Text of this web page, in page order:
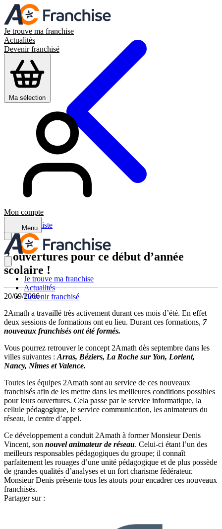
Je trouve ma franchise
Actualités
Devenir franchisé
Ma sélection
Mon compte
Menu
Je trouve ma franchise
Actualités
Devenir franchisé
Retour à la liste
7 ouvertures pour ce début d’année
scolaire !
20/09/2006
2Amath a travaillé très activement durant ces mois d’été. En effet
deux sessions de formations ont eu lieu. Durant ces formations, 7
nouveaux franchisés ont été formés.
Vous pourrez retrouver le concept 2Amath dès septembre dans les
villes suivantes : Arras, Béziers, La Roche sur Yon, Lorient,
Nancy, Nîmes et Valence.
Toutes les équipes 2Amath sont au service de ces nouveaux
franchisés afin de les mettre dans les meilleures conditions possibles
pour leurs ouvertures. Cela passe par le service informatique, la
cellule pédagogique, le service communication, les animateurs du
réseau, le centre d’appel.
Ce développement a conduit 2Amath à former Monsieur Denis
Vincent, son nouvel animateur de réseau. Celui-ci étant l’un des
meilleurs responsables pédagogiques du groupe; il connaît
parfaitement les rouages d’une unité pédagogique et de plus possède
de grandes qualités d’analyses et un fort charisme fédérateur.
Monsieur Denis présente tous les atouts pour encadrer ces nouveaux
franchisés.
Partager sur :